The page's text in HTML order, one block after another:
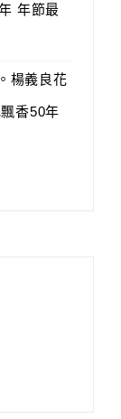
年節最
楊義良花
香50年